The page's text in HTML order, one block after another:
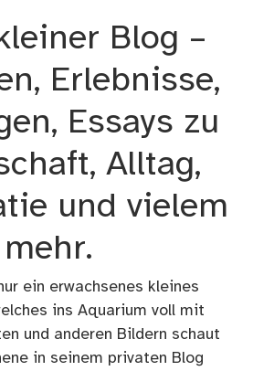
Blog –
Erlebnisse,
Essays zu
Alltag,
und vielem
mehr.
ein erwachsenes kleines
ins Aquarium voll mit
und anderen Bildern schaut
in seinem privaten Blog